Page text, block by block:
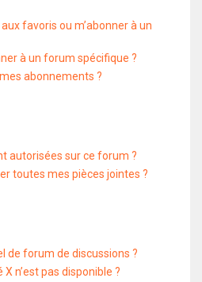
favoris ou m’abonner à un
à un forum spécifique ?
abonnements ?
autorisées sur ce forum ?
toutes mes pièces jointes ?
de forum de discussions ?
n’est pas disponible ?